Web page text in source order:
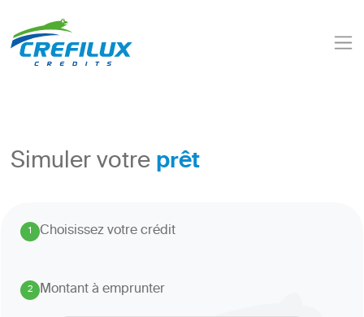
Simuler votreprêt
1. Choisissez votre crédit
2
.
Montant à emprunter